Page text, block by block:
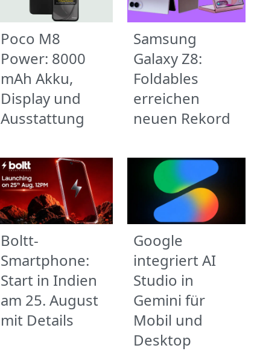
Poco M8
Power: 8000
mAh Akku,
Display und
Ausstattung
Samsung
Galaxy Z8:
Foldables
erreichen
neuen Rekord
Boltt-
Smartphone:
Start in Indien
am 25. August
mit Details
Google
integriert AI
Studio in
Gemini für
Mobil und
Desktop